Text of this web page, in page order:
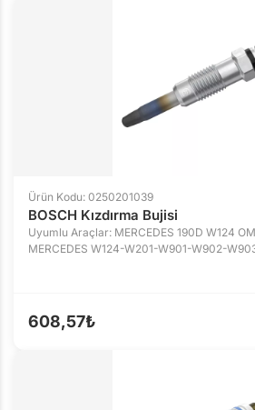
Ürün Kodu: 0250201039
BOSCH Kızdırma Bujisi
Uyumlu Araçlar: MERCEDES 190D W124
MERCEDES W124-W201-W901-W902-
608,57₺